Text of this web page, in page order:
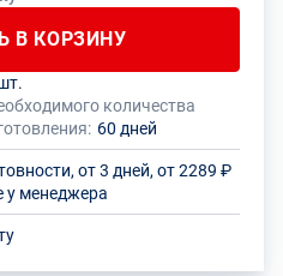
В КОРЗИНУ
должно быть кратно размеру
установлено ограничение по
количества
60 дней
от 3 дней, от 2289 ₽
у менеджера